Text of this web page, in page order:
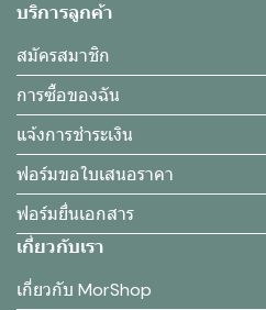
บริการลูกค้า
สมัครสมาชิก
การซื้อของฉัน
แจ้งการชำระเงิน
ฟอร์มขอใบเสนอราคา
ฟอร์มยื่นเอกสาร
เกี่ยวกับเรา
เกี่ยวกับ MorShop